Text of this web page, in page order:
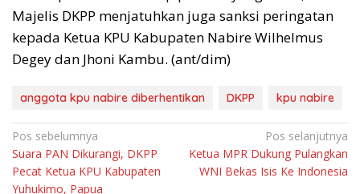
Majelis DKPP menjatuhkan juga sanksi peringatan
kepada Ketua KPU Kabupaten Nabire Wilhelmus
Degey dan Jhoni Kambu. (ant/dim)
anggota kpu nabire diberhentikan DKPP kpu nabire
Navigasi
pos
Pos sebelumnya
Suara PAN Dikurangi, DKPP
Pecat Ketua KPU Kabupaten
Yuhukimo, Papua
Pos selanjutnya
Ketua MPR Dukung Pulangkan
WNI Bekas Isis Ke Indonesia